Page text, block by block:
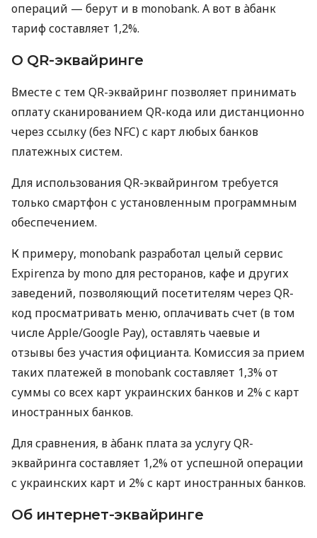
операций — берут и в monobank. А вот в àбанк
тариф составляет 1,2%.
О QR-эквайринге
Вместе с тем QR-эквайринг позволяет принимать
оплату сканированием QR-кода или дистанционно
через ссылку (без NFC) с карт любых банков
платежных систем.
Для использования QR-эквайрингом требуется
только смартфон с установленным программным
обеспечением.
К примеру, monobank разработал целый сервис
Expirenza by mono для ресторанов, кафе и других
заведений, позволяющий посетителям через QR-
код просматривать меню, оплачивать счет (в том
числе Apple/Google Pay), оставлять чаевые и
отзывы без участия официанта. Комиссия за прием
таких платежей в monobank составляет 1,3% от
суммы со всех карт украинских банков и 2% с карт
иностранных банков.
Для сравнения, в àбанк плата за услугу QR-
эквайринга составляет 1,2% от успешной операции
с украинских карт и 2% с карт иностранных банков.
Об интернет-эквайринге